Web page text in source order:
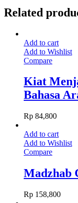
Related
Add to cart
Add to Wishlist
Compare
Kiat
Bahasa
Rp 84,800
Add to cart
Add to Wishlist
Compare
Madzhab
Rp 158,800